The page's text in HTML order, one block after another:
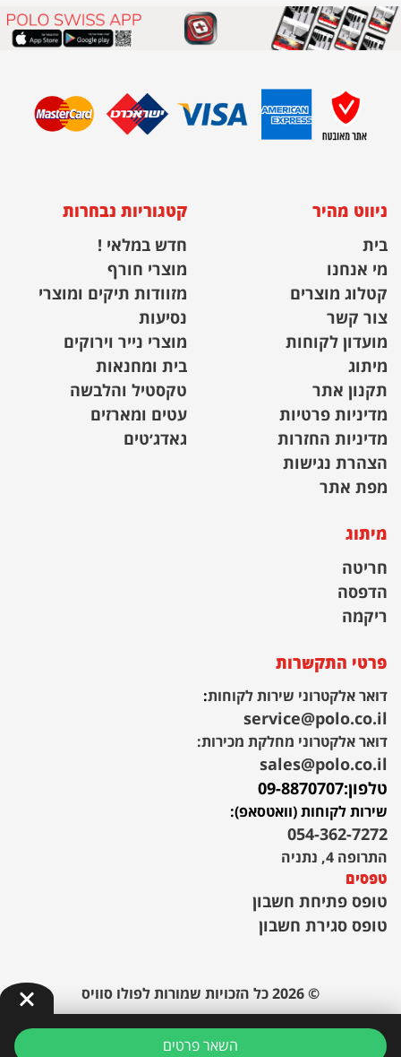
ניווט מהיר
בית
מי אנחנו
קטלוג מוצרים
צור קשר
מועדון לקוחות
מיתוג
תקנון אתר
מדיניות פרטיות
מדיניות החזרות
הצהרת נגישות
מפת אתר
קטגוריות נבחרות
חדש במלאי !
מוצרי חורף
מזוודות תיקים ומוצרי
נסיעות
מוצרי נייר וירוקים
בית ומחנאות
טקסטיל והלבשה
עטים ומארזים
גאדג׳טים
מיתוג
חריטה
הדפסה
ריקמה
פרטי התקשרות
דואר אלקטרוני שירות לקוחות:
service@polo.co.il
דואר אלקטרוני מחלקת מכירות:
sales@polo.co.il
טלפון:09-8870707
שירות לקוחות (וואטסאפ):
054-362-7272
התרופה 4, נתניה
טפסים
טופס פתיחת חשבון
טופס סגירת חשבון
© 2026 כל הזכויות שמורות לפולו סוויס
השאר פרטים